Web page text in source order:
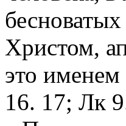
Христом,
это
16. 17; Лк